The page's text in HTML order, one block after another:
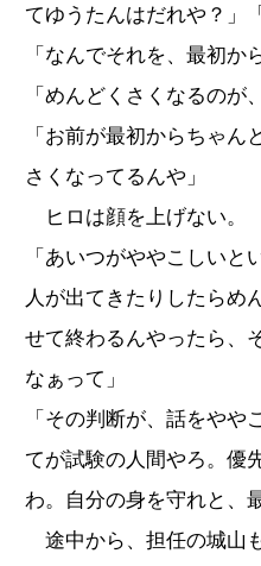
てゆうたんはだれや？」
「なんでそれを、最初か
「めんどくさくなるのが
「お前が最初からちゃん
さくなってるんや」
ヒロは顔を上げない。
「あいつがややこしい
人が出てきたりしたらめ
せて終わるんやったら、
なぁって」
「その判断が、話をやや
てが試験の人間やろ。優
わ。自分の身を守れと、
途中から、担任の城山